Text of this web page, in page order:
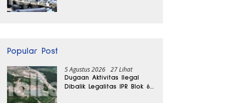
Popular Post
5 Agustus 2026 27 Lihat
Dugaan Aktivitas Ilegal
Dibalik Legalitas IPR Blok 6